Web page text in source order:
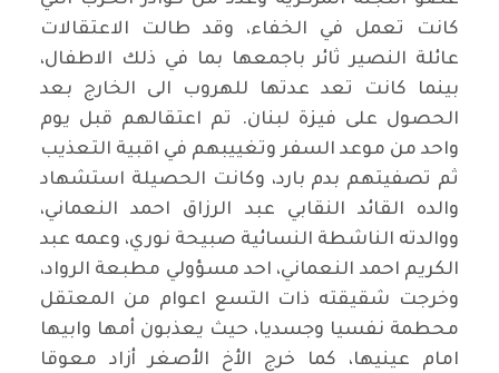
كانت تعمل في الخفاء، وقد طالت الاعتقالات
عائلة النصير ثائر باجمعها بما في ذلك الاطفال،
بينما كانت تعد عدتها للهروب الى الخارج بعد
الحصول على فيزة لبنان. تم اعتقالهم قبل يوم
واحد من موعد السفر وتغييبهم في اقبية التعذيب
ثم تصفيتهم بدم بارد، وكانت الحصيلة استشهاد
والده القائد النقابي عبد الرزاق احمد النعماني،
ووالدته الناشطة النسائية صبيحة نوري، وعمه عبد
الكريم احمد النعماني، احد مسؤولي مطبعة الرواد،
وخرجت شقيقته ذات التسع اعوام من المعتقل
محطمة نفسيا وجسديا، حيث يعذبون أمها وابيها
امام عينيها، كما خرج الأخ الأصغر أزاد معوقا